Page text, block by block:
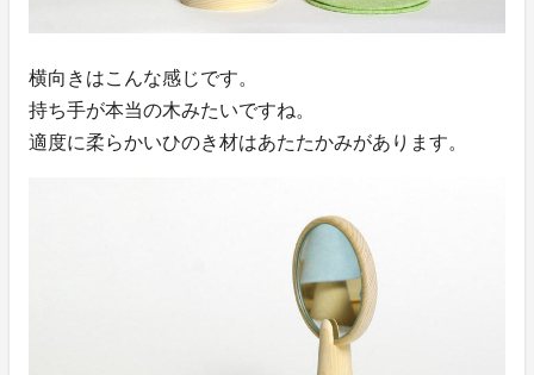
横向きはこんな感じです。
持ち手が本当の木みたいですね。
適度に柔らかいひのき材はあたたかみがあります。